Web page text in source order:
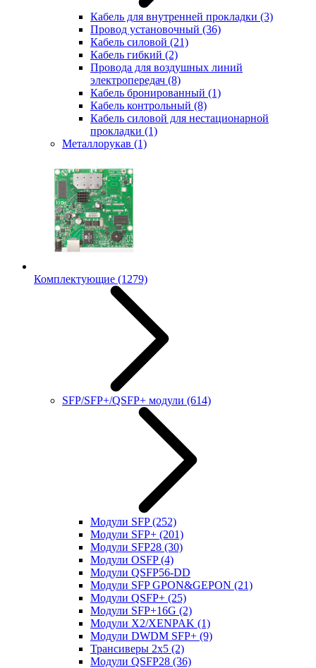
Кабель для внутренней прокладки (3)
Провод установочный (36)
Кабель силовой (21)
Кабель гибкий (2)
Провода для воздушных линий
электропередач (8)
Кабель бронированный (1)
Кабель контрольный (8)
Кабель силовой для нестационарной
прокладки (1)
Металлорукав (1)
Комплектующие (1279)
SFP/SFP+/QSFP+ модули (614)
Модули SFP(252)
Модули SFP+ (201)
Модули SFP28 (30)
Модули OSFP(4)
Модули QSFP56-DD
Модули SFP GPON&GEPON (21)
Модули QSFP+ (25)
Модули SFP+16G (2)
Модули X2/XENPAK (1)
Модули DWDM SFP+ (9)
Трансиверы 2x5 (2)
Модули QSFP28 (36)